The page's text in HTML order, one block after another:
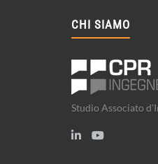
CHI SIAMO
Studio Associato